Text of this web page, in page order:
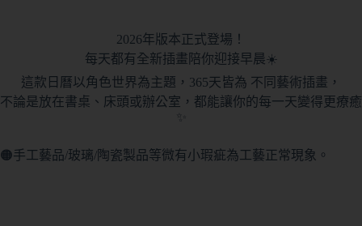
2026年版本正式登場！
每天都有全新插畫陪你迎接早晨☀️
這款日曆以角色世界為主題，365天皆為 不同藝術插畫，
不論是放在書桌、床頭或辦公室，都能讓你的每一天變得更療癒
🟠手工藝品/玻璃/陶瓷製品等微有小瑕疵為工藝正常現象。